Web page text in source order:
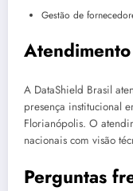
Gestão de
A DataShield Brasil
presença institucional
Florianópolis. O
nacionais com visão
Perguntas